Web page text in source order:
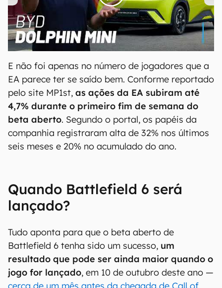
00:00/04:07
E não foi apenas no número de jogadores que a
EA parece ter se saído bem. Conforme reportado
pelo site MP1st, as ações da EA subiram até
4,7% durante o primeiro fim de semana do
beta aberto. Segundo o portal, os papéis da
companhia registraram alta de 32% nos últimos
seis meses e 20% no acumulado do ano.
Quando Battlefield 6 será
lançado?
Tudo aponta para que o beta aberto de
Battlefield 6 tenha sido um sucesso, um
resultado que pode ser ainda maior quando o
jogo for lançado, em 10 de outubro deste ano —